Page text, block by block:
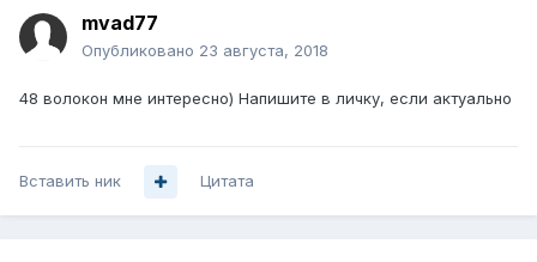
mvad77
Опубликовано 23 августа, 2018
48 волокон мне интересно) Напишите в личку, если актуально
Вставить ник Цитата